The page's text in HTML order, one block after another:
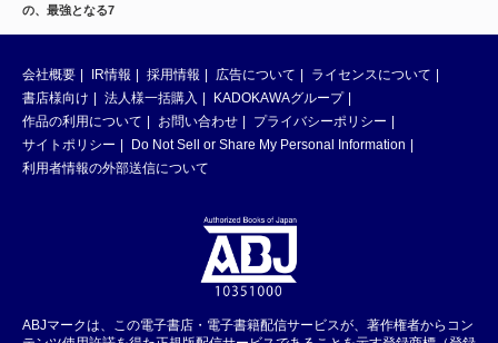
の、最強となる7
会社概要 IR情報 採用情報 広告について
ライセンスについて
書店様向け
法人様一括購入
KADOKAWAグループ
作品の利用について
お問い合わせ
プライバシーポリシー
サイトポリシー
Do Not Sell or Share My Personal Information
利用者情報の外部送信について
ABJマークは、この電子書店・電子書籍配信サービスが、著作権者からコン